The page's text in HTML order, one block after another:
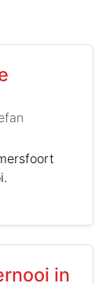
in